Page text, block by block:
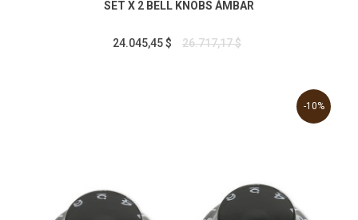
SET X 2 BELL KNOBS ÁMBAR
24.045,45 $ 26.717,17 $
-10%